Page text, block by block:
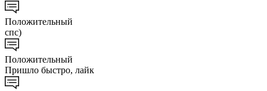
Положительный
спс)
Положительный
Пришло быстро, лайк